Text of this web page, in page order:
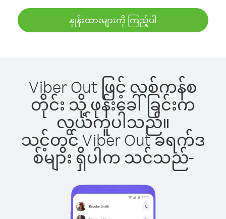
နှုန်းထားများကို ကြည့်ပါ
Viber Out ဖြင့် လစ်ကန်စ
တိုင်း သို့ ဖုန်းခေါ်ခြင်းက
လွယ်ကူပါသည်။
သင့်တွင် Viber Out ခရက်ဒ
စ်များ ရှိပါက သင်သည်-